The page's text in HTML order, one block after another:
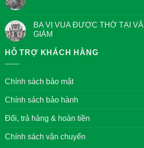
Đại
Nhân
về
Chữ
Đức
văn
hóa
Nam
luận
ở
Tản
xưa
BA VỊ VUA ĐƯỢC THỜ TẠI
GIÁM
có
bình
VỊ
THỜ
MIẾU
GIÁM
HỖ TRỢ KHÁCH HÀNG
Chính sách bảo mật
Chính sách bảo hành
Đổi, trả hàng & hoàn tiền
Chính sách vận chuyển